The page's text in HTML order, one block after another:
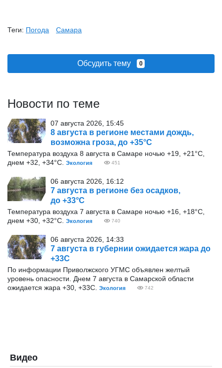
Теги: Погода Самара
Обсудить тему 0
Новости по теме
07 августа 2026, 15:45
8 августа в регионе местами дождь,
возможна гроза, до +35°С
Температура воздуха 8 августа в Самаре ночью +19, +21°С,
днем +32, +34°С.
Экология 451
06 августа 2026, 16:12
7 августа в регионе без осадков,
до +33°С
Температура воздуха 7 августа в Самаре ночью +16, +18°С,
днем +30, +32°С.
Экология 740
06 августа 2026, 14:33
7 августа в губернии ожидается жара до
+33С
По информации Приволжского УГМС объявлен желтый
уровень опасности. Днем 7 августа в Самарской области
ожидается жара +30, +33С.
Экология 742
Видео